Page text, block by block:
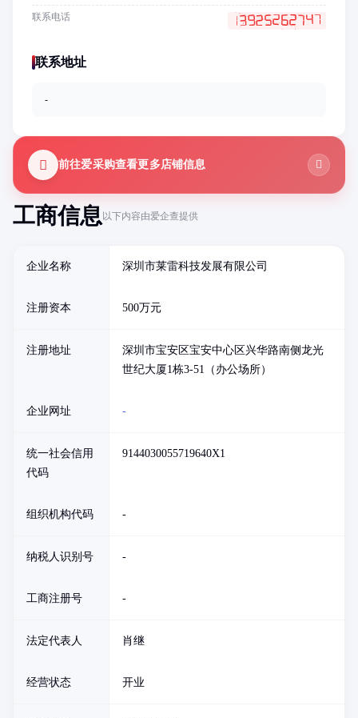
工商信息以下内容由爱企查提供
企业名称 深圳市莱雷科技发展有限公司
注册资本 500万元
注册地址
深圳市宝安区宝安中心区兴华路南侧龙光
世纪大厦1栋3-51（办公场所）
企业网址 -
统一社会信用
代码
9144030055719640X1
组织机构代码 -
纳税人识别号 -
工商注册号 -
法定代表人 肖继
经营状态 开业
联系电话
联系地址
-
前往爱采购查看更多店铺信息